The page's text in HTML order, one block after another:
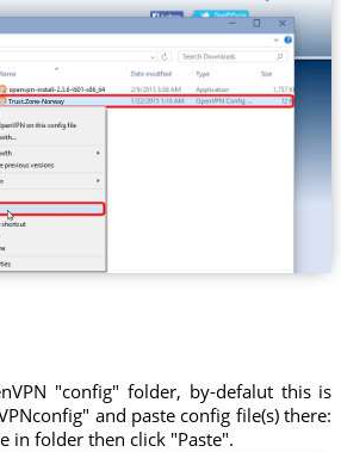
Trust.Zone-Norway
"config" folder, by-defalut this is
and paste config file(s) there:
in folder then click "Paste".